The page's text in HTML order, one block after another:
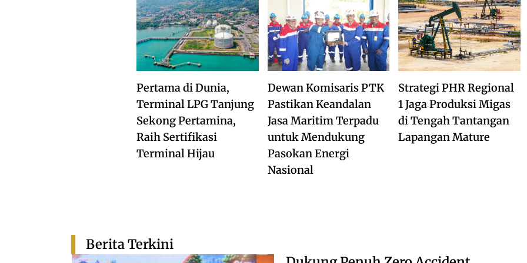
Pertama di Dunia,
Terminal LPG Tanjung
Sekong Pertamina,
Raih Sertifikasi
Terminal Hijau
Dewan Komisaris PTK
Pastikan Keandalan
Jasa Maritim Terpadu
untuk Mendukung
Pasokan Energi
Nasional
Strategi PHR Regional
1 Jaga Produksi Migas
di Tengah Tantangan
Lapangan Mature
Berita Terkini